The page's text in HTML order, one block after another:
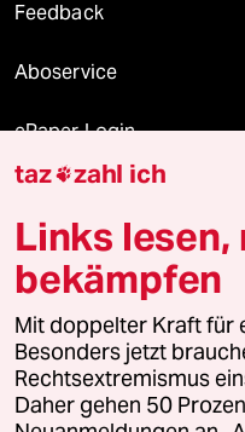
Feedback
Aboservice
ePaper Login
Downloads für
© 2026 taz Verlags und
Alle Rechte vorbehalten. Bei
wenden Sie sich bitte an
Feedback
taz zahl ich
Links lesen,
bekämpfen
Mit doppelter Kraft für
Besonders jetzt
Rechtsextremismus
Daher gehen 50